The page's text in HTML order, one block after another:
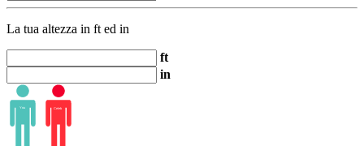
La tua altezza in ft ed in
ft
in